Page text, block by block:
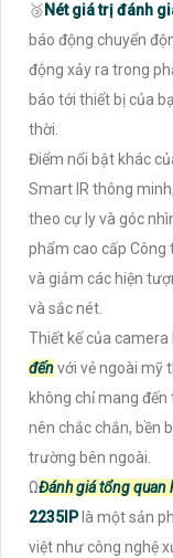
🥉 Nét giá trị đánh
báo động chuyển
động xảy ra trong
báo tới thiết bị của
thời.
Điểm nổi bật khác
Smart IR thông
theo cự ly và góc
phẩm cao cấp
và giảm các hiện
và sắc nét.
Thiết kế của camera
đếnvới vẻ ngoài mỹ
không chỉ mang
nên chắc chắn, bền
trường bên ngoài.
ΩĐánh giá tổng quan
2235IP là một sản
việt như công nghệ